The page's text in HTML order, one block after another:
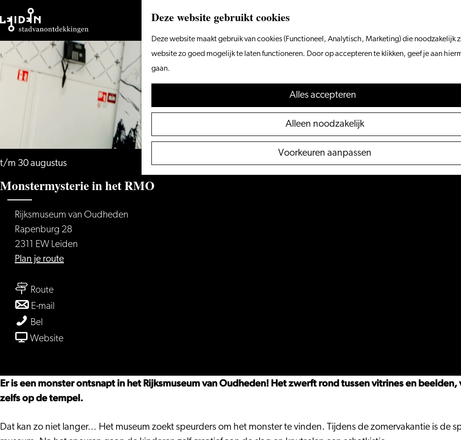
Deze website gebruikt cookies
Deze website maakt gebruik van cookies (Functioneel, Analytisch, Marketing) die noodzakelijk
website zo goed mogelijk te laten functioneren. Door op accepteren te klikken, geef je aan
gaan.
Alles accepteren
Alleen noodzakelijk
Voorkeuren aanpassen
Ga
naar
homepage
t/m 30 augustus
Monstermysterie in het RMO
Rijksmuseum van Oudheden
Rapenburg 28
2311 EW Leiden
Plan je routenaar
Routenaar
Monstermysterie
het
E-mail
in
Bel
in
Websitevan
het
RMO
Er is een monster ontsnapt in het Rijksmuseum van Oudheden! Het zwerft rond tussen vitrines en
zelfs op de tempel.
Dat kan zo niet langer… Het museum zoekt speurders om het monster te vinden. Tijdens de zomervakantie is de